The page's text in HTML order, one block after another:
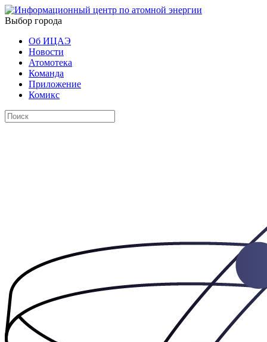
Выбор города
Об ИЦАЭ
Новости
Атомотека
Команда
Приложение
Комикс